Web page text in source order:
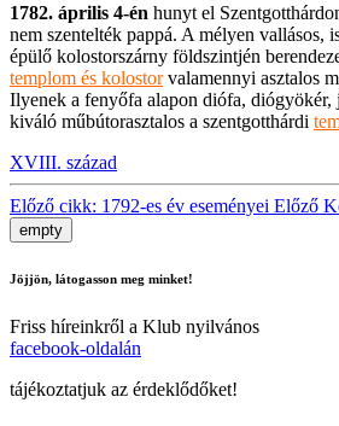
1782. április 4-én hunyt el
nem szentelték pappá. A mélyen vallásos,
épülő kolostorszárny földszintjén
templom és kolostorvalamennyi asztalos
Ilyenek a fenyőfa alapon diófa, diógyökér,
kiváló műbútorasztalos a szentgotthárdi
XVIII. század
Előző cikk: 1792-es év eseményei Előző
empty
Jöjjön, látogasson meg minket!
Friss híreinkről a Klub nyilvános
facebook-oldalán
tájékoztatjuk az érdeklődőket!